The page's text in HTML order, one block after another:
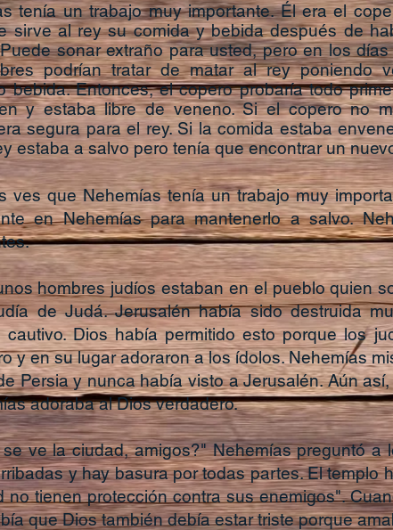
tenía un trabajo muy importante. Él era el
sirve al rey su comida y bebida después de
sonar extraño para usted, pero en los
podrían tratar de matar al rey poniendo
bebida. Entonces, el copero probaría todo
y estaba libre de veneno. Si el copero no
segura para el rey. Si la comida estaba
estaba a salvo pero tenía que encontrar un
ves que Nehemías tenía un trabajo muy
en Nehemías para mantenerlo a salvo.
hombres judíos estaban en el pueblo quien
de Judá. Jerusalén había sido destruida
cautivo. Dios había permitido esto porque los
y en su lugar adoraron a los ídolos. Nehemías
Persia y nunca había visto a Jerusalén. Aún
adoraba al Dios verdadero.
ve la ciudad, amigos?" Nehemías preguntó a
y hay basura por todas partes. El templo
no tienen protección contra sus enemigos".
que Dios también debía estar triste porque